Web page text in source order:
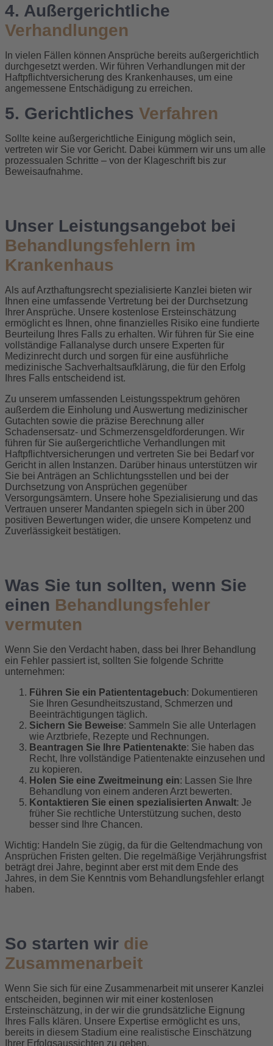
4. Außergerichtliche
Verhandlungen
In vielen Fällen können Ansprüche bereits außergerichtlich
durchgesetzt werden. Wir führen Verhandlungen mit der
Haftpflichtversicherung des Krankenhauses, um eine
angemessene Entschädigung zu erreichen.
5. Gerichtliches Verfahren
Sollte keine außergerichtliche Einigung möglich sein,
vertreten wir Sie vor Gericht. Dabei kümmern wir uns um alle
prozessualen Schritte – von der Klageschrift bis zur
Beweisaufnahme.
Unser Leistungsangebot bei
Behandlungsfehlern im
Krankenhaus
Als auf Arzthaftungsrecht spezialisierte Kanzlei bieten wir
Ihnen eine umfassende Vertretung bei der Durchsetzung
Ihrer Ansprüche. Unsere kostenlose Ersteinschätzung
ermöglicht es Ihnen, ohne finanzielles Risiko eine fundierte
Beurteilung Ihres Falls zu erhalten. Wir führen für Sie eine
vollständige Fallanalyse durch unsere Experten für
Medizinrecht durch und sorgen für eine ausführliche
medizinische Sachverhaltsaufklärung, die für den Erfolg
Ihres Falls entscheidend ist.
Zu unserem umfassenden Leistungsspektrum gehören
außerdem die Einholung und Auswertung medizinischer
Gutachten sowie die präzise Berechnung aller
Schadensersatz- und Schmerzensgeldforderungen. Wir
führen für Sie außergerichtliche Verhandlungen mit
Haftpflichtversicherungen und vertreten Sie bei Bedarf vor
Gericht in allen Instanzen. Darüber hinaus unterstützen wir
Sie bei Anträgen an Schlichtungsstellen und bei der
Durchsetzung von Ansprüchen gegenüber
Versorgungsämtern. Unsere hohe Spezialisierung und das
Vertrauen unserer Mandanten spiegeln sich in über 200
positiven Bewertungen wider, die unsere Kompetenz und
Zuverlässigkeit bestätigen.
Was Sie tun sollten, wenn Sie
einen Behandlungsfehler
vermuten
Wenn Sie den Verdacht haben, dass bei Ihrer Behandlung
ein Fehler passiert ist, sollten Sie folgende Schritte
unternehmen:
Führen Sie ein Patiententagebuch: Dokumentieren
Sie Ihren Gesundheitszustand, Schmerzen und
Beeinträchtigungen täglich.
Sichern Sie Beweise: Sammeln Sie alle Unterlagen
wie Arztbriefe, Rezepte und Rechnungen.
Beantragen Sie Ihre Patientenakte: Sie haben das
Recht, Ihre vollständige Patientenakte einzusehen und
zu kopieren.
Holen Sie eine Zweitmeinung ein: Lassen Sie Ihre
Behandlung von einem anderen Arzt bewerten.
Kontaktieren Sie einen spezialisierten Anwalt: Je
früher Sie rechtliche Unterstützung suchen, desto
besser sind Ihre Chancen.
Wichtig: Handeln Sie zügig, da für die Geltendmachung von
Ansprüchen Fristen gelten. Die regelmäßige Verjährungsfrist
beträgt drei Jahre, beginnt aber erst mit dem Ende des
Jahres, in dem Sie Kenntnis vom Behandlungsfehler erlangt
haben.
So starten wir die
Zusammenarbeit
Wenn Sie sich für eine Zusammenarbeit mit unserer Kanzlei
entscheiden, beginnen wir mit einer kostenlosen
Ersteinschätzung, in der wir die grundsätzliche Eignung
Ihres Falls klären. Unsere Expertise ermöglicht es uns,
bereits in diesem Stadium eine realistische Einschätzung
Ihrer Erfolgsaussichten zu geben.